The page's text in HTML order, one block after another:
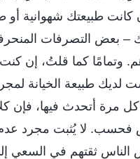
طبيعتك شهوانية أو
– بعض التصرفات
وتمامًا كما قلتُ، إن
لديك طبيعة الخيانة
كل مرة أتحدث فيها، فإن
لا يُثبت مجرد عدم
ثقتهم في السعي